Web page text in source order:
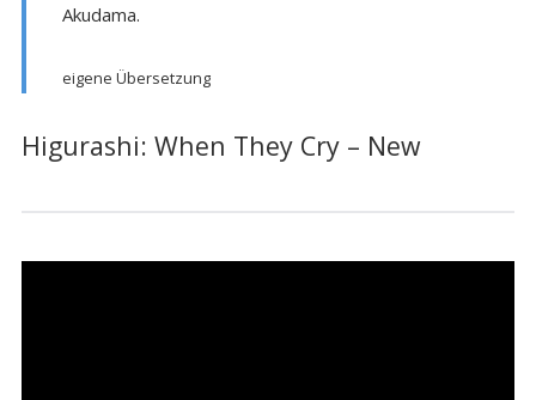
Akudama.
eigene Übersetzung
Higurashi: When They Cry – New